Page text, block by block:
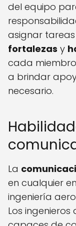
del equipo
asignar
fortalezas y
cada
a brindar
necesario.
La
en cualquier
ingeniería
Los